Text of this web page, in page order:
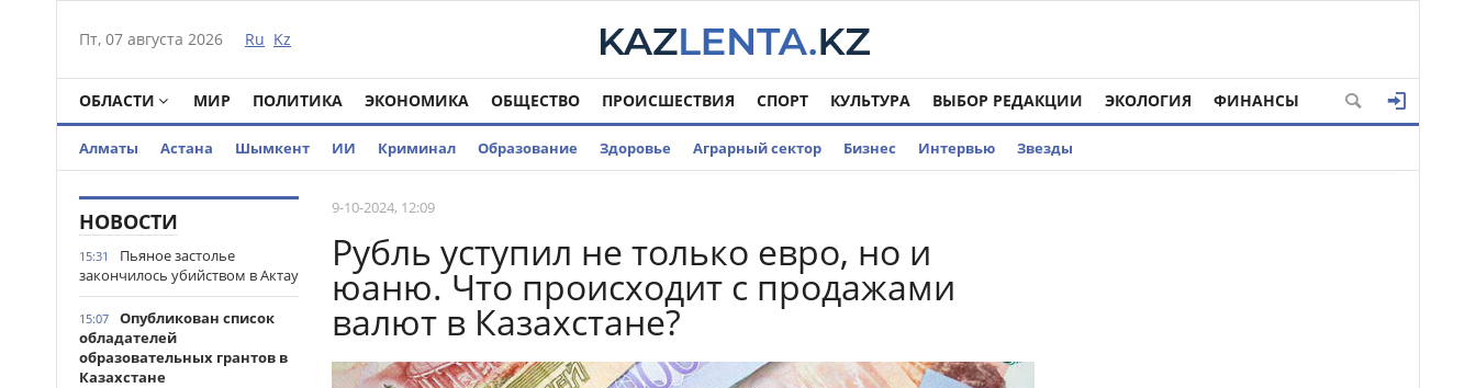
Пт, 07 августа 2026 Ru Kz
ОБЛАСТИ МИР ПОЛИТИКА ЭКОНОМИКА ОБЩЕСТВО ПРОИСШЕСТВИЯ СПОРТ КУЛЬТУРА ВЫБОР РЕДАКЦИИ ЭКОЛОГИЯ ФИНАНСЫ
Алматы Астана Шымкент ИИ Криминал Образование Здоровье Аграрный сектор Бизнес Интервью Звезды
НОВОСТИ
15:31
Пьяное застолье
закончилось убийством в Актау
15:07
Опубликован список
обладателей
образовательных грантов в
Казахстане
9-10-2024, 12:09
Рубль уступил не только евро, но и
юаню. Что происходит с продажами
валют в Казахстане?